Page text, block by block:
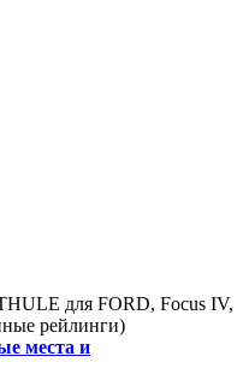
для FORD, Focus IV,
рейлинги)
места и